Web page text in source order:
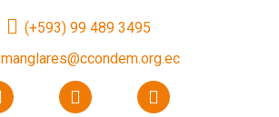
(+593) 99 489 3495
manglares@ccondem.org.ec